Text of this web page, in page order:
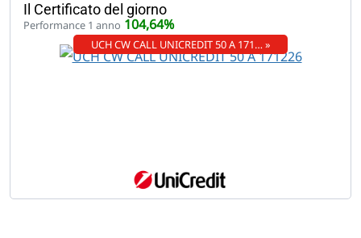
Il Certificato del giorno
Performance 1 anno 104,64%
UCH CW CALL UNICREDIT 50 A 171… »